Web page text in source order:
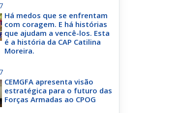
Há medos que se enfrentam
com coragem. E há histórias
que ajudam a vencê-los. Esta
é a história da CAP Catilina
Moreira.
CEMGFA apresenta visão
estratégica para o futuro das
Forças Armadas ao CPOG